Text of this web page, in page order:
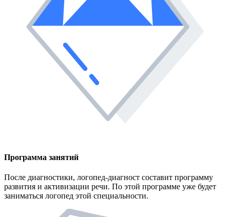
Программа занятий
После диагностики, логопед-диагност составит программу
развития и активизации речи. По этой программе уже будет
заниматься логопед этой специальности.